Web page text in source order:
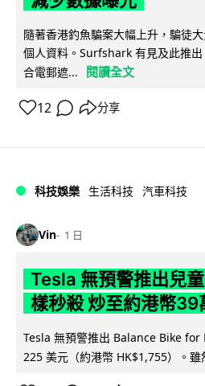
隨著香港釣魚騙案大幅上升，騙徒
個人資料。Surfshark 有見及此推
合電郵遮...
閱讀全文
12 分享
科技娛樂 生活科技 汽車科技
Vin 1 日
Tesla 無預警推出兒
樣秒殺 炒至約港幣39
Tesla 無預警推出 Balance Bike for
225 美元（約港幣 HK$1,755）。雖